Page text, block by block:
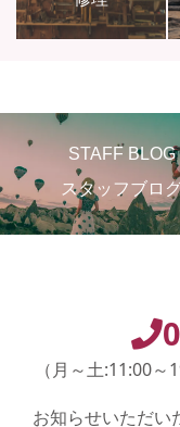
STAFF BLOG
スタッフブロ
（月～土:11:00～
お知らせいただい